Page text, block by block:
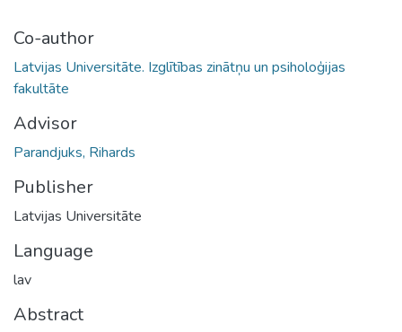
Co-author
Latvijas Universitāte. Izglītības zinātņu un psiholoģijas
fakultāte
Advisor
Parandjuks, Rihards
Publisher
Latvijas Universitāte
Language
lav
Abstract